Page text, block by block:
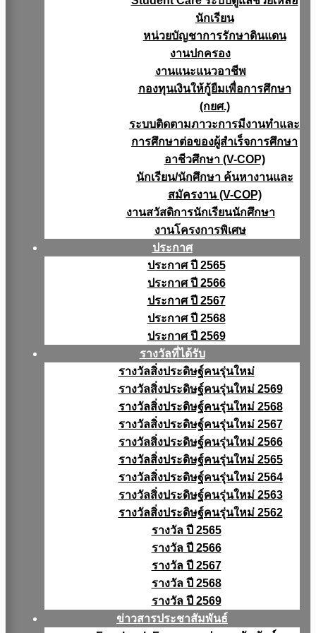
นักเรียน
หน่วยบัญชาการรักษาดินแดน
งานปกครอง
งานแนะแนวอาชีพ
กองทุนเงินให้กู้ยืมเพื่อการศึกษา
(กยศ.)
ระบบติดตามภาวะการมีงานทำและ
การศึกษาต่อของผู้สำเร็จการศึกษา
อาชีวศึกษา (V-COP)
นักเรียน/นักศึกษา ค้นหางานและ
สมัครงาน (V-COP)
งานสวัสดิการนักเรียนนักศึกษา
งานโครงการพิเศษ
ประกาศ
ประกาศ ปี 2565
ประกาศ ปี 2566
ประกาศ ปี 2567
ประกาศ ปี 2568
ประกาศ ปี 2569
รางวัลที่ได้รับ
รางวัลสิ่งประดิษฐ์คนรุ่นใหม่
รางวัลสิ่งประดิษฐ์คนรุ่นใหม่ 2569
รางวัลสิ่งประดิษฐ์คนรุ่นใหม่ 2568
รางวัลสิ่งประดิษฐ์คนรุ่นใหม่ 2567
รางวัลสิ่งประดิษฐ์คนรุ่นใหม่ 2566
รางวัลสิ่งประดิษฐ์คนรุ่นใหม่ 2565
รางวัลสิ่งประดิษฐ์คนรุ่นใหม่ 2564
รางวัลสิ่งประดิษฐ์คนรุ่นใหม่ 2563
รางวัลสิ่งประดิษฐ์คนรุ่นใหม่ 2562
รางวัล ปี 2565
รางวัล ปี 2566
รางวัล ปี 2567
รางวัล ปี 2568
รางวัล ปี 2569
ข่าวสารประชาสัมพันธ์